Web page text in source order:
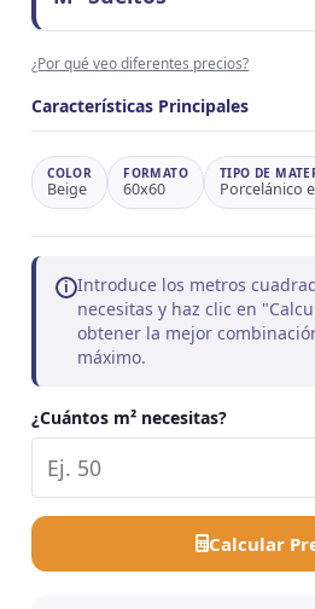
Observaciones
Precio/m²
Observaciones
¿Por qué veo diferentes precios?
Características Principales
COLOR
Beige
FORMATO
60x60
TIPO DE
Porcelánico
i Introduce los metros
necesitas y haz clic en
obtener la mejor
máximo.
¿Cuántos m² necesitas?
Calcular